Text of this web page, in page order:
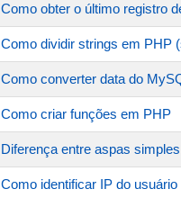
Como obter o último registro
Como dividir strings em PHP
Como converter data do
Como criar funções em PHP
Diferença entre aspas
Como identificar IP do